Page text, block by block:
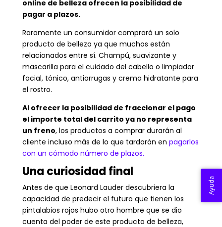
online de belleza ofrecen la posibilidad de
pagar a plazos.
Raramente un consumidor comprará un solo
producto de belleza ya que muchos están
relacionados entre sí. Champú, suavizante y
mascarilla para el cuidado del cabello o limpiador
facial, tónico, antiarrugas y crema hidratante para
el rostro.
Al ofrecer la posibilidad de fraccionar el pago
el importe total del carrito ya no representa
un freno, los productos a comprar durarán al
cliente incluso más de lo que tardarán en pagarlos
con un cómodo número de plazos.
Una curiosidad final
Antes de que Leonard Lauder descubriera la
capacidad de predecir el futuro que tienen los
pintalabios rojos hubo otro hombre que se dio
cuenta del poder de este producto de belleza,
Ayuda